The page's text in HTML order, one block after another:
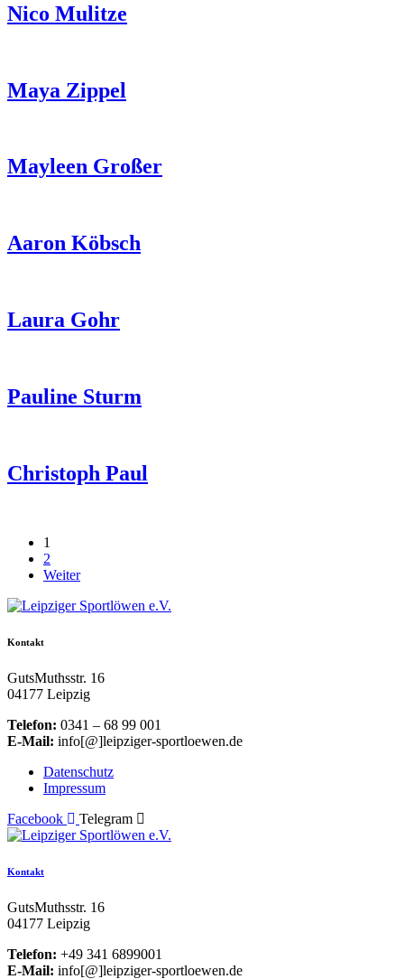
Nico Mulitze
Maya Zippel
Mayleen Großer
Aaron Köbsch
Laura Gohr
Pauline Sturm
Christoph Paul
1
2
Weiter
Kontakt
GutsMuthsstr. 16
04177 Leipzig
Telefon: 0341 – 68 99 001
E-Mail: info[@]leipziger-sportloewen.de
Datenschutz
Impressum
Facebook
Telegram
Kontakt
GutsMuthsstr. 16
04177 Leipzig
Telefon: +49 341 6899001
E-Mail: info[@]leipziger-sportloewen.de